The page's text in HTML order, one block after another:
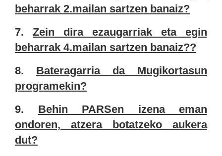
beharrak 2.mailan sartzen banaiz?
7. Zein dira ezaugarriak eta egin
beharrak 4.mailan sartzen banaiz??
8. Bateragarria da Mugikortasun
programekin?
9. Behin PARSen izena eman
ondoren, atzera botatzeko aukera
dut?